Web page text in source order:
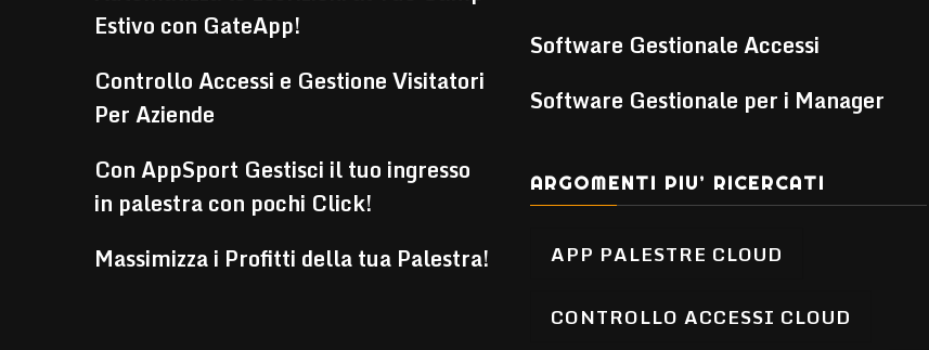
Estivo con GateApp!
Controllo Accessi e Gestione Visitatori
Per Aziende
Con AppSport Gestisci il tuo ingresso
in palestra con pochi Click!
Massimizza i Profitti della tua Palestra!
Software Gestionale Accessi
Software Gestionale per i Manager
ARGOMENTI PIU’ RICERCATI
APP PALESTRE CLOUD
CONTROLLO ACCESSI CLOUD